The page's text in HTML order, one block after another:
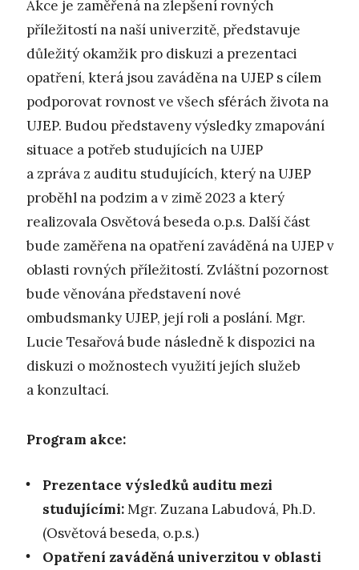
Akce je zaměřená na zlepšení rovných
příležitostí na naší univerzitě, představuje
důležitý okamžik pro diskuzi a prezentaci
opatření, která jsou zaváděna na UJEP s cílem
podporovat rovnost ve všech sférách života na
UJEP. Budou představeny výsledky zmapování
situace a potřeb studujících na UJEP
a zpráva z auditu studujících, který na UJEP
proběhl na podzim a v zimě 2023 a který
realizovala Osvětová beseda o.p.s. Další část
bude zaměřena na opatření zaváděná na UJEP v
oblasti rovných příležitostí. Zvláštní pozornost
bude věnována představení nové
ombudsmanky UJEP, její roli a poslání. Mgr.
Lucie Tesařová bude následně k dispozici na
diskuzi o možnostech využití jejích služeb
a konzultací.
Program akce:
Prezentace výsledků auditu mezi
studujícími:Mgr. Zuzana Labudová, Ph.D.
(Osvětová beseda, o.p.s.)
Opatření zaváděná univerzitou v oblasti